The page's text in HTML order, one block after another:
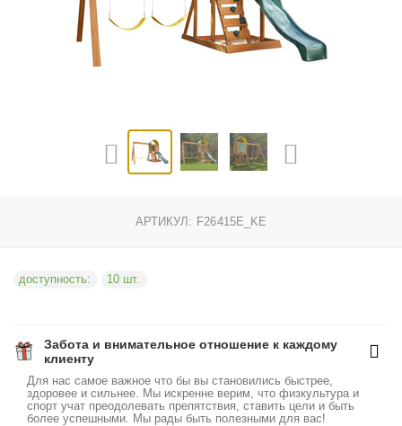
АРТИКУЛ: F26415E_KE
доступность: 10 шт.
Забота и внимательное отношение к каждому
клиенту
Для нас самое важное что бы вы становились быстрее,
здоровее и сильнее. Мы искренне верим, что физкультура и
спорт учат преодолевать препятствия, ставить цели и быть
более успешными. Мы рады быть полезными для вас!